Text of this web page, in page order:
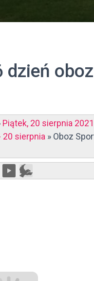
dzień
Piątek, 20 sierpnia 2021
20 sierpnia » Oboz